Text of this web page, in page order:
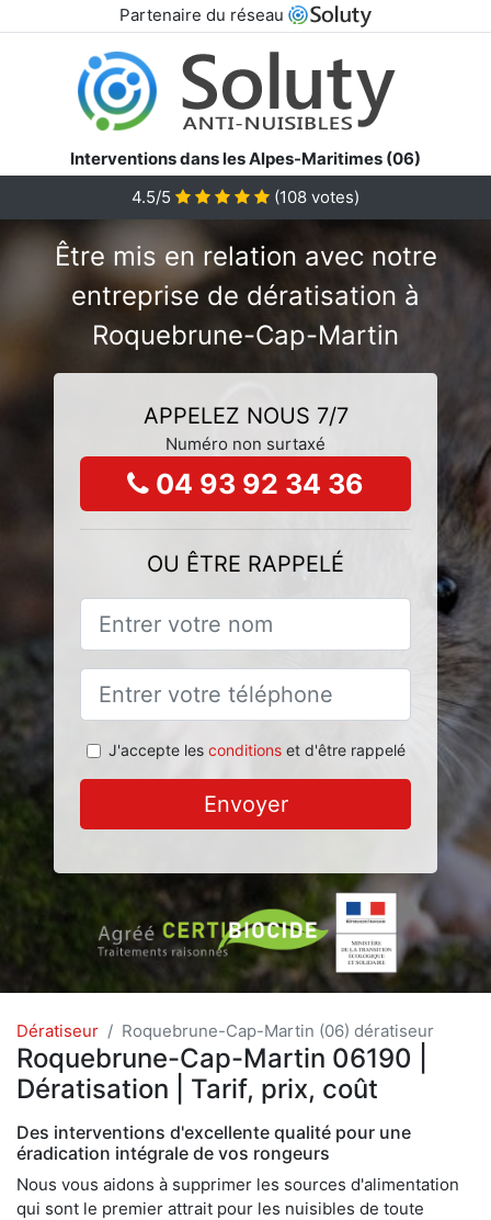
Partenaire du réseau
Interventions dans les Alpes-Maritimes (06)
4.5/5
(108 votes)
Être mis en relation avec notre
entreprise de dératisation à
Roquebrune-Cap-Martin
APPELEZ NOUS 7/7
Numéro non surtaxé
04 93 92 34 36
OU ÊTRE RAPPELÉ
J'accepte les conditionset d'être rappelé
Envoyer
Dératiseur Roquebrune-Cap-Martin (06) dératiseur
Roquebrune-Cap-Martin 06190 |
Dératisation | Tarif, prix, coût
Des interventions d'excellente qualité pour une
éradication intégrale de vos rongeurs
Nous vous aidons à supprimer les sources d'alimentation
qui sont le premier attrait pour les nuisibles de toute